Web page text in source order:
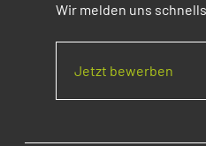
Wir melden uns
Jetzt bewerben